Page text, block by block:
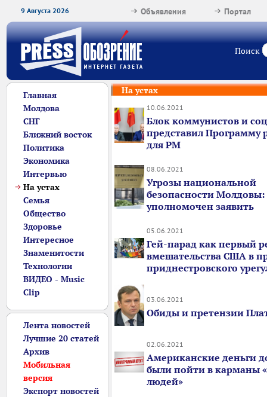
9 Августа 2026 Портал
Объявления
Поиск
Главная
Молдова
СНГ
Ближний восток
Политика
Экономика
Интервью
На устах
Семья
Общество
Здоровье
Интересное
Знаменитости
Технологии
ВИДЕО - Music
Clip
Лента новостей
Лучшие 20 статей
Архив
Мобильная
версия
Экспорт новостей
На устах
10.06.2021
Блок коммунистов и
представил Программу
для РМ
08.06.2021
Угрозы национальной
безопасности
уполномочен заявить
05.06.2021
Гей-парад как первый
вмешательства США в
приднестровского
03.06.2021
Обиды и претензии
02.06.2021
Американские деньги
были пойти в карманы
людей»